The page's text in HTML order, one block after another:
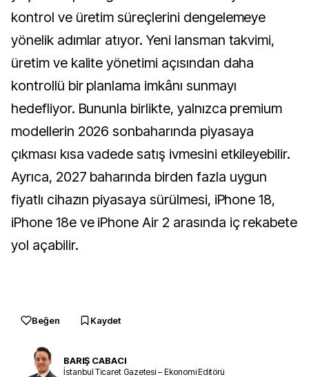
kontrol ve üretim süreçlerini dengelemeye
yönelik adımlar atıyor. Yeni lansman takvimi,
üretim ve kalite yönetimi açısından daha
kontrollü bir planlama imkânı sunmayı
hedefliyor. Bununla birlikte, yalnızca premium
modellerin 2026 sonbaharında piyasaya
çıkması kısa vadede satış ivmesini etkileyebilir.
Ayrıca, 2027 baharında birden fazla uygun
fiyatlı cihazın piyasaya sürülmesi, iPhone 18,
iPhone 18e ve iPhone Air 2 arasında iç rekabete
yol açabilir.
Beğen Kaydet
BARIŞ CABACI
İstanbul Ticaret Gazetesi – Ekonomi Editörü